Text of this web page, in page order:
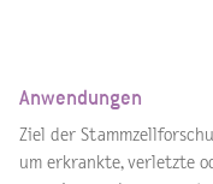
Anwendungen
Ziel der
um erkrankte, verletzte